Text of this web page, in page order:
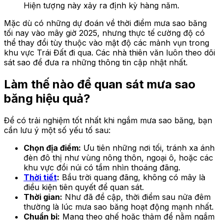
Hiện tượng này xảy ra định kỳ hàng năm.
Mặc dù có những dự đoán về thời điểm mưa sao băng
tối nay vào mây giờ 2025, nhưng thực tế cường độ có
thể thay đổi tùy thuộc vào mật độ các mảnh vụn trong
khu vực Trái Đất đi qua. Các nhà thiên văn luôn theo dõi
sát sao để đưa ra những thông tin cập nhật nhất.
Làm thế nào để quan sát mưa sao
băng hiệu quả?
Để có trải nghiệm tốt nhất khi ngắm mưa sao băng, bạn
cần lưu ý một số yếu tố sau:
Chọn địa điểm: Ưu tiên những nơi tối, tránh xa ánh
đèn đô thị như vùng nông thôn, ngoại ô, hoặc các
khu vực đồi núi có tầm nhìn thoáng đãng.
Thời tiết: Bầu trời quang đãng, không có mây là
điều kiện tiên quyết để quan sát.
Thời gian: Như đã đề cập, thời điểm sau nửa đêm
thường là lúc mưa sao băng hoạt động mạnh nhất.
Chuẩn bị: Mang theo ghế hoặc thảm để nằm ngắm